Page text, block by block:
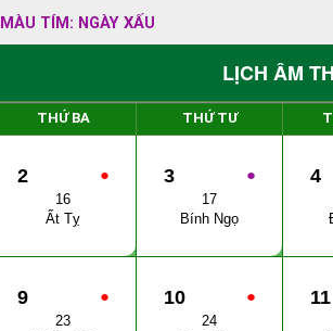
MÀU TÍM: NGÀY XẤU
LỊCH ÂM
THỨ BA THỨ TƯ
●
2
16
Ất Tỵ
●
3
17
Bính Ngọ
4
●
9
23
●
10
24
11